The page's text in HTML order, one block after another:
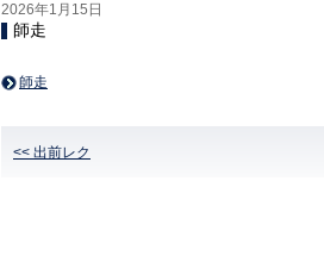
2026年1月15日
師走
師走
<< 出前レク